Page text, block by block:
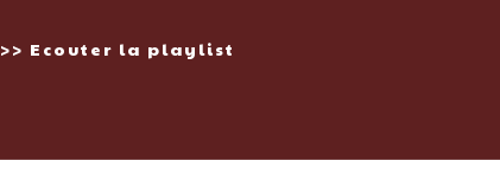
>> Ecouter la playlist